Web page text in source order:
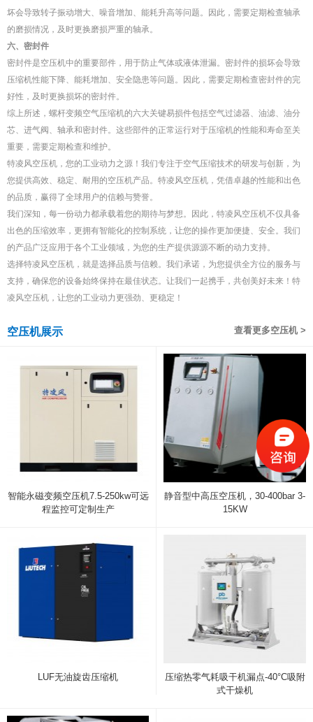
坏会导致转子振动增大、噪音增加、能耗升高等问题。因此，需要定期检查轴承
的磨损情况，及时更换磨损严重的轴承。
六、密封件
密封件是空压机中的重要部件，用于防止气体或液体泄漏。密封件的损坏会导致
压缩机性能下降、能耗增加、安全隐患等问题。因此，需要定期检查密封件的完
好性，及时更换损坏的密封件。
综上所述，螺杆变频空气压缩机的六大关键易损件包括空气过滤器、油滤、油分
芯、进气阀、轴承和密封件。这些部件的正常运行对于压缩机的性能和寿命至关
重要，需要定期检查和维护。
特凌风空压机，您的工业动力之源！我们专注于空气压缩技术的研发与创新，为
您提供高效、稳定、耐用的空压机产品。特凌风空压机，凭借卓越的性能和出色
的品质，赢得了全球用户的信赖与赞誉。
我们深知，每一份动力都承载着您的期待与梦想。因此，特凌风空压机不仅具备
出色的压缩效率，更拥有智能化的控制系统，让您的操作更加便捷、安全。我们
的产品广泛应用于各个工业领域，为您的生产提供源源不断的动力支持。
选择特凌风空压机，就是选择品质与信赖。我们承诺，为您提供全方位的服务与
支持，确保您的设备始终保持在最佳状态。让我们一起携手，共创美好未来！特
凌风空压机，让您的工业动力更强劲、更稳定！
查看更多空压机 >
空压机展示
智能永磁变频空压机7.5-250kw可远
程监控可定制生产
静音型中高压空压机，30-400bar 3-
15KW
LUF无油旋齿压缩机
压缩热零气耗吸干机漏点-40°C吸附
式干燥机